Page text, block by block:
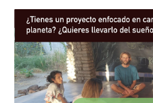
danza y baile. Después de un calentamiento inicial,
comenzamos